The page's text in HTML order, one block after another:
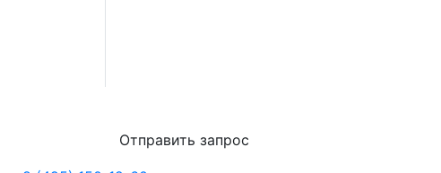
Отправить запрос